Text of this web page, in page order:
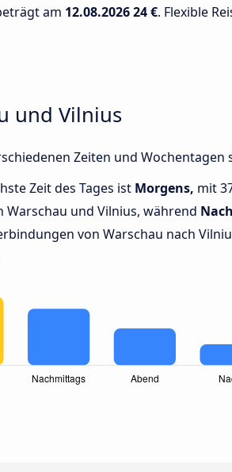
am 12.08.202624 €. Flexible
und Vilnius
Zeiten und Wochentagen
Zeit des Tages ist Morgens, mit
Warschau und Vilnius, während
von Warschau nach